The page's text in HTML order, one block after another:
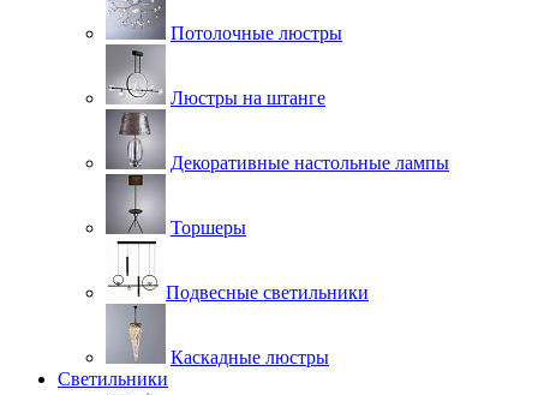
Потолочные люстры
Люстры на штанге
Декоративные настольные лампы
Торшеры
Подвесные светильники
Каскадные люстры
Светильники